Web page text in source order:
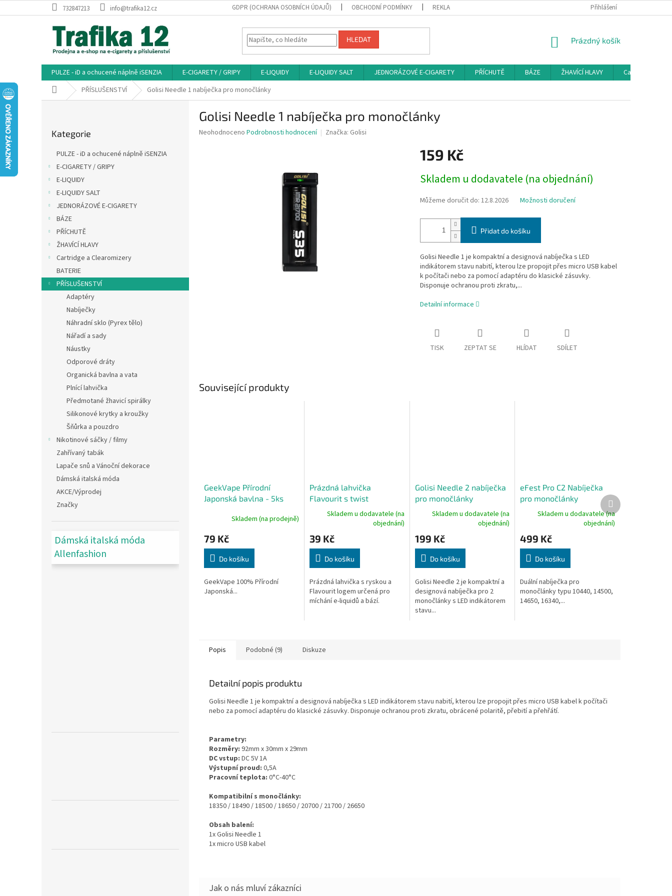
na
732847213 info@trafika12.cz GDPR (OCHRANA OSOBNÍCH ÚDAJŮ) OBCHODNÍ PODMÍNKY REKLAMAČNÍ ŘÁD HODNOCENÍ OBCHODU
Přihlášení
HLEDAT
NÁKUPNÍ
Prázdný košík
PULZE - iD a ochucené náplně iSENZIA E-CIGARETY / GRIPY E-LIQUIDY E-LIQUIDY SALT JEDNORÁZOVÉ E-CIGARETY PŘÍCHUTĚ BÁZE ŽHAVÍCÍ HLAVY
Cartridge a
Domů PŘÍSLUŠENSTVÍ Golisi Needle 1 nabíječka pro monočlánky
kategorie
Kategorie
PULZE - iD a ochucené náplně iSENZIA
E-CIGARETY / GRIPY
E-LIQUIDY
E-LIQUIDY SALT
JEDNORÁZOVÉ E-CIGARETY
BÁZE
PŘÍCHUTĚ
ŽHAVÍCÍ HLAVY
Cartridge a Clearomizery
BATERIE
PŘÍSLUŠENSTVÍ
Adaptéry
Nabíječky
Náhradní sklo (Pyrex tělo)
Nářadí a sady
Náustky
Odporové dráty
Organická bavlna a vata
Plnící lahvička
Předmotané žhavicí spirálky
Silikonové krytky a kroužky
Šňůrka a pouzdro
Nikotinové sáčky / filmy
Zahřívaný tabák
Lapače snů a Vánoční dekorace
Dámská italská móda
AKCE/Výprodej
Značky
Dámská italská móda
Allenfashion
Golisi Needle 1 nabíječka pro monočlánky
Průměrné
Neohodnoceno Podrobnosti hodnocení Značka: Golisi
159 Kč
cena:
Skladem u dodavatele (na objednání)
Můžeme doručit do: 12.8.2026 Možnosti doručení
Přidat do košíku
Golisi Needle 1 je kompaktní a designová nabíječka s LED
indikátorem stavu nabití, kterou lze propojit přes micro USB kabel
k počítači nebo za pomocí adaptéru do klasické zásuvky.
Disponuje ochranou proti zkratu,...
Detailní informace
TISK ZEPTAT SE HLÍDAT SDÍLET
Související produkty
GeekVape Přírodní
Japonská bavlna - 5ks
Skladem (na prodejně)
79 Kč
Do košíku
GeekVape 100% Přírodní
Japonská...
Prázdná lahvička
Flavourit s twist
uzávěrem a ryskou -
Skladem u dodavatele (na
objednání)
39 Kč
Do košíku
Prázdná lahvička s ryskou a
Flavourit logem určená pro
míchání e-liquidů a bází.
Golisi Needle 2 nabíječka
pro monočlánky
Skladem u dodavatele (na
objednání)
199 Kč
Do košíku
Golisi Needle 2 je kompaktní a
designová nabíječka pro 2
monočlánky s LED indikátorem
stavu...
eFest Pro C2 Nabíječka
pro monočlánky
Skladem u dodavatele (na
objednání)
499 Kč
Do košíku
Duální nabíječka pro
monočlánky typu 10440, 14500,
14650, 16340,...
Další
produkt
Popis Podobné (9) Diskuze
Detailní popis produktu
Golisi Needle 1 je kompaktní a designová nabíječka s LED indikátorem stavu nabití, kterou lze propojit přes micro USB kabel k počítači
nebo za pomocí adaptéru do klasické zásuvky. Disponuje ochranou proti zkratu, obrácené polaritě, přebití a přehřátí.
Parametry:
Rozměry: 92mm x 30mm x 29mm
DC vstup: DC 5V 1A
Výstupní proud: 0,5A
Pracovní teplota: 0°C-40°C
Kompatibilní s monočlánky:
18350 / 18490 / 18500 / 18650 / 20700 / 21700 / 26650
Obsah balení:
1x Golisi Needle 1
1x micro USB kabel